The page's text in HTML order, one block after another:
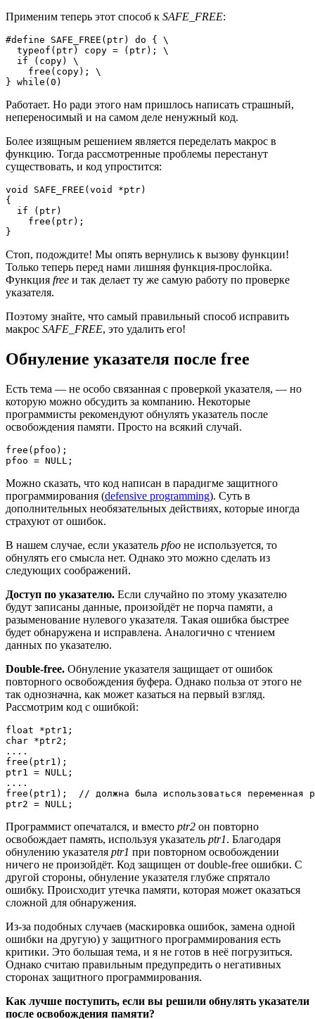
Применим теперь этот способ к SAFE_FREE:
#define SAFE_FREE(ptr) do { \
  typeof(ptr) copy = (ptr); \
  if (copy) \
    free(copy); \
} while(0)
Работает. Но ради этого нам пришлось написать страшный,
непереносимый и на самом деле ненужный код.
Более изящным решением является переделать макрос в
функцию. Тогда рассмотренные проблемы перестанут
существовать, и код упростится:
void SAFE_FREE(void *ptr)
{
  if (ptr)
    free(ptr);
}
Стоп, подождите! Мы опять вернулись к вызову функции!
Только теперь перед нами лишняя функция-прослойка.
Функция free и так делает ту же самую работу по проверке
указателя.
Поэтому знайте, что самый правильный способ исправить
макрос SAFE_FREE, это удалить его!
Обнуление указателя после free
Есть тема — не особо связанная с проверкой указателя, — но
которую можно обсудить за компанию. Некоторые
программисты рекомендуют обнулять указатель после
освобождения памяти. Просто на всякий случай.
free(pfoo);
pfoo = NULL;
Можно сказать, что код написан в парадигме защитного
программирования (defensive programming). Суть в
дополнительных необязательных действиях, которые иногда
страхуют от ошибок.
В нашем случае, если указатель pfoo не используется, то
обнулять его смысла нет. Однако это можно сделать из
следующих соображений.
Доступ по указателю. Если случайно по этому указателю
будут записаны данные, произойдёт не порча памяти, а
разыменование нулевого указателя. Такая ошибка быстрее
будет обнаружена и исправлена. Аналогично с чтением
данных по указателю.
Double-free. Обнуление указателя защищает от ошибок
повторного освобождения буфера. Однако польза от этого не
так однозначна, как может казаться на первый взгляд.
Рассмотрим код с ошибкой:
float *ptr1;
char *ptr2;
....
free(ptr1);
ptr1 = NULL;
....
free(ptr1);  // должна была использоваться переменная
ptr2 = NULL;
Программист опечатался, и вместо ptr2 он повторно
освобождает память, используя указатель ptr1. Благодаря
обнулению указателя ptr1 при повторном освобождении
ничего не произойдёт. Код защищен от double-free ошибки. С
другой стороны, обнуление указателя глубже спрятало
ошибку. Происходит утечка памяти, которая может оказаться
сложной для обнаружения.
Из-за подобных случаев (маскировка ошибок, замена одной
ошибки на другую) у защитного программирования есть
критики. Это большая тема, и я не готов в неё погрузиться.
Однако считаю правильным предупредить о негативных
сторонах защитного программирования.
Как лучше поступить, если вы решили обнулять указатели
после освобождения памяти?